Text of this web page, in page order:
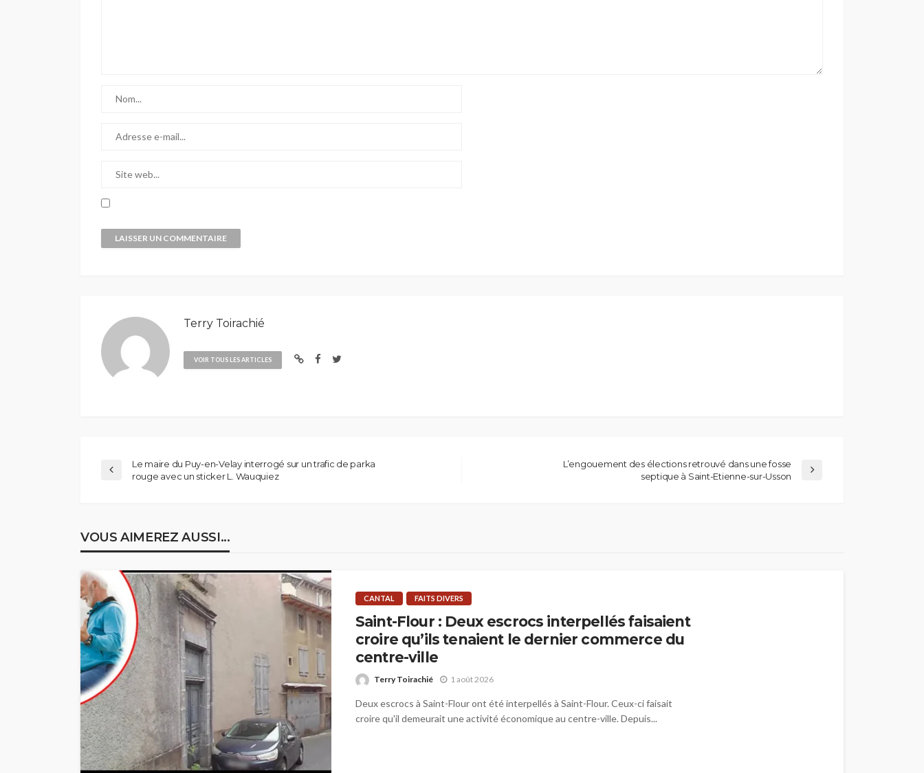
Terry Toirachié
VOIR TOUS LES ARTICLES
Le maire du Puy-en-Velay interrogé sur un trafic de parka
rouge avec un sticker L. Wauquiez
L’engouement des élections retrouvé dans une fosse
septique à Saint-Etienne-sur-Usson
VOUS AIMEREZ AUSSI...
CANTAL FAITS DIVERS
Saint-Flour : Deux escrocs interpellés faisaient
croire qu’ils tenaient le dernier commerce du
centre-ville
Terry Toirachié 1 août 2026
Deux escrocs à Saint-Flour ont été interpellés à Saint-Flour. Ceux-ci faisait
croire qu'il demeurait une activité économique au centre-ville. Depuis...